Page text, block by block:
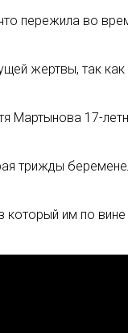
пережила во
жертвы, так как
Мартынова 17-
трижды
им по вине